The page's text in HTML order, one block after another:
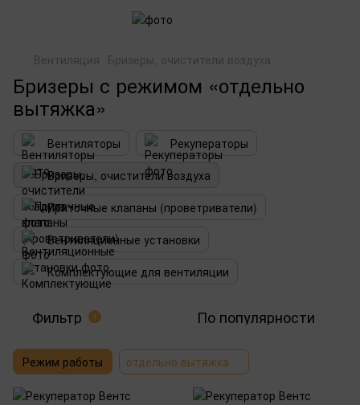
Вентиляция Бризеры, очистители воздуха
Бризеры с режимом «отдельно
вытяжка»
Вентиляторы
Рекуператоры
Бризеры, очистители воздуха
Приточные клапаны (проветриватели)
Вентиляционные установки
Комплектующие для вентиляции
Фильтр 1 По популярности
Режим работы отдельно вытяжка